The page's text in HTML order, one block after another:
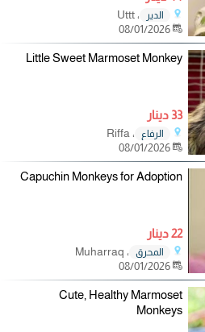
الدير
، Uttt
08/01/2026
Little Sweet Marmoset Monkey
33 دينار
الرفاع
، Riffa
08/01/2026
Capuchin Monkeys for Adoption
22 دينار
المحرق
، Muharraq
08/01/2026
Cute, Healthy Marmoset
Monkeys